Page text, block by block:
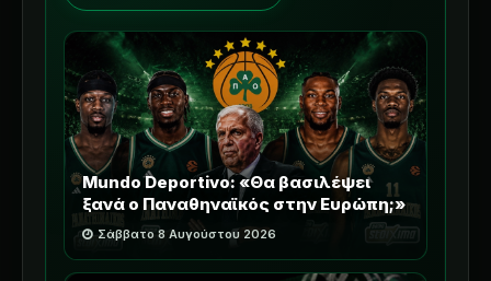
Mundo Deportivo: «Θα βασιλέψει
ξανά ο Παναθηναϊκός στην Ευρώπη;»
Σάββατο 8 Αυγούστου 2026